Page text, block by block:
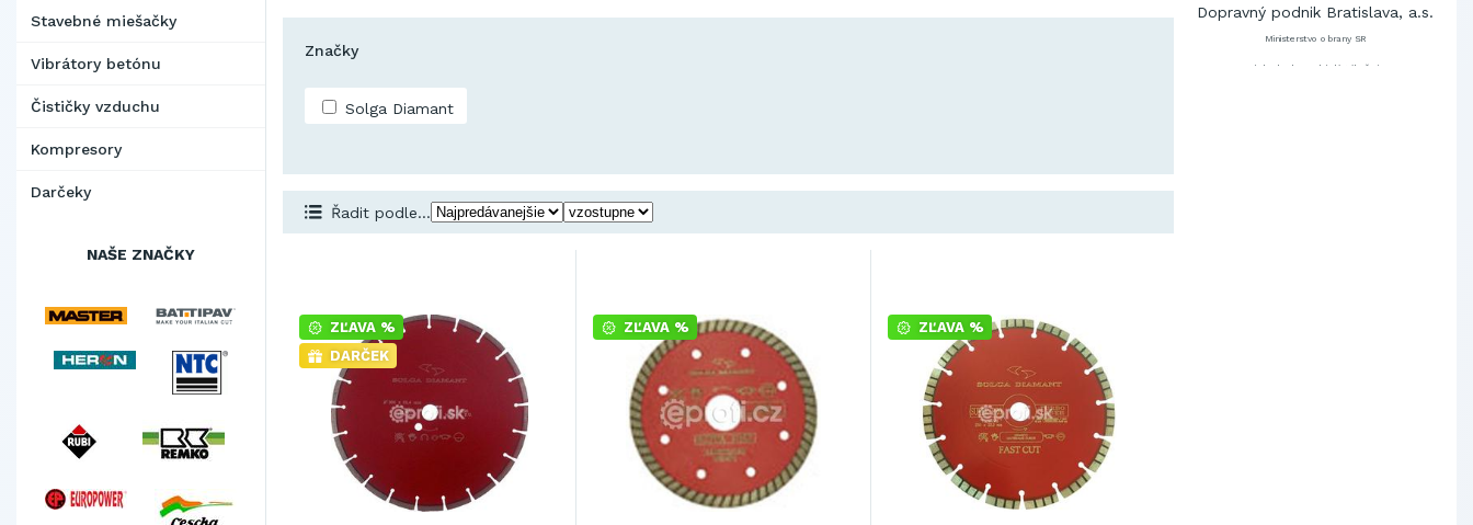
Stavebné miešačky
Vibrátory betónu
Čističky vzduchu
Kompresory
Darčeky
NAŠE ZNAČKY
Značky
Solga Diamant
Řadit podle...
ZĽAVA %
DARČEK
ZĽAVA % ZĽAVA %
Ministerstvo obrany SR